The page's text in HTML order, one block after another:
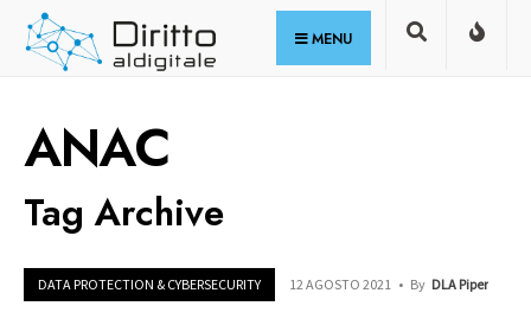
Skip
MENU
ANAC
Tag Archive
DATA PROTECTION & CYBERSECURITY 12 AGOSTO 2021 • By DLA Piper